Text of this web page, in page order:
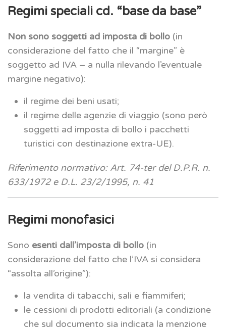
Regimi speciali cd. “base da base”
Non sono soggetti ad imposta di bollo (in
considerazione del fatto che il “margine” è
soggetto ad IVA – a nulla rilevando l’eventuale
margine negativo):
il regime dei beni usati;
il regime delle agenzie di viaggio (sono però
soggetti ad imposta di bollo i pacchetti
turistici con destinazione extra-UE).
Riferimento normativo: Art. 74-ter del D.P.R. n.
633/1972 e D.L. 23/2/1995, n. 41
Regimi monofasici
Sono esenti dall’imposta di bollo (in
considerazione del fatto che l’IVA si considera
“assolta all’origine”):
la vendita di tabacchi, sali e fiammiferi;
le cessioni di prodotti editoriali (a condizione
che sul documento sia indicata la menzione